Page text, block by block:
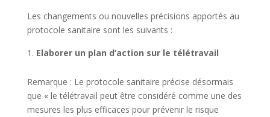
Les changements ou nouvelles précisions apportés au
protocole sanitaire sont les suivants :
Elaborer un plan d’action sur le télétravail
Remarque : Le protocole sanitaire précise désormais
que « le télétravail peut être considéré comme une des
mesures les plus efficaces pour prévenir le risque